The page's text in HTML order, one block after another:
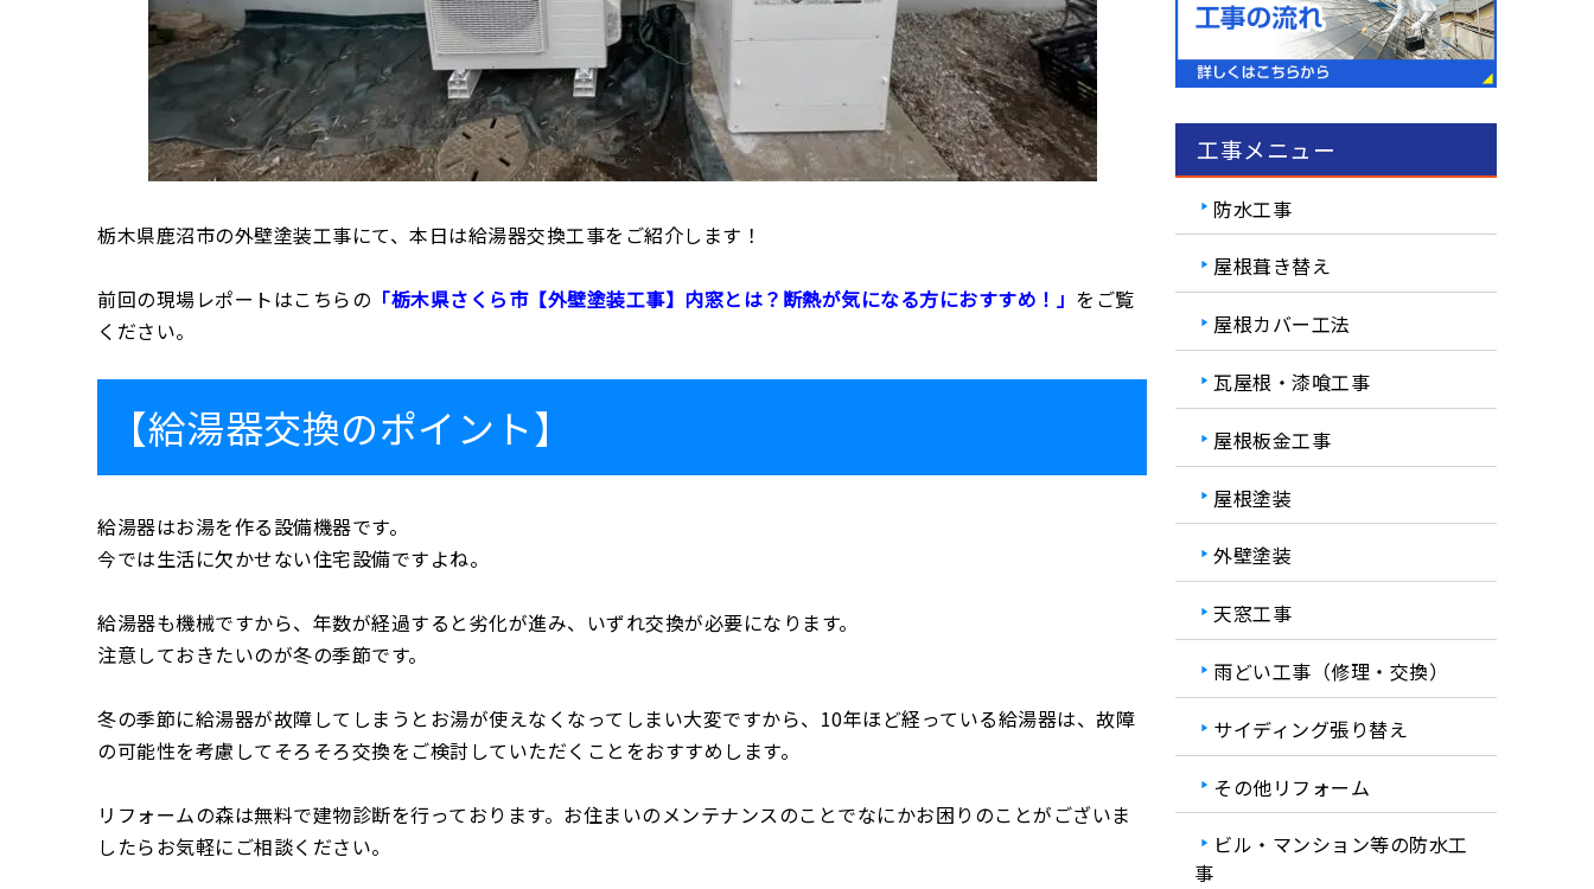
栃木県鹿沼市の外壁塗装工事にて、本日は給湯器交換工事をご紹介します！
前回の現場レポートはこちらの 「栃木県さくら市【外壁塗装工事】内窓とは？断熱が気になる方におすすめ！」 をご覧
ください。
【給湯器交換のポイント】
給湯器はお湯を作る設備機器です。
今では生活に欠かせない住宅設備ですよね。
給湯器も機械ですから、年数が経過すると劣化が進み、いずれ交換が必要になります。
注意しておきたいのが冬の季節です。
冬の季節に給湯器が故障してしまうとお湯が使えなくなってしまい大変ですから、10年ほど経っている給湯器は、故障
の可能性を考慮してそろそろ交換をご検討していただくことをおすすめします。
リフォームの森は無料で建物診断を行っております。お住まいのメンテナンスのことでなにかお困りのことがございま
したらお気軽にご相談ください。
工事メニュー
防水工事
屋根葺き替え
屋根カバー工法
瓦屋根・漆喰工事
屋根板金工事
屋根塗装
外壁塗装
天窓工事
雨どい工事（修理・交換）
サイディング張り替え
その他リフォーム
ビル・マンション等の防水工
事